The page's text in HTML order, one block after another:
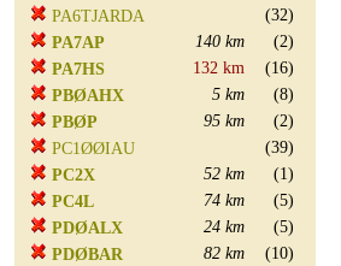
PA6TJARDA
(32)
PA7AP
140 km
(2)
PA7HS
132 km
(16)
PBØAHX
5 km
(8)
PBØP
95 km
(2)
PC1ØØIAU
(39)
PC2X
52 km
(1)
PC4L
74 km
(5)
PDØALX
24 km
(5)
PDØBAR
82 km
(10)